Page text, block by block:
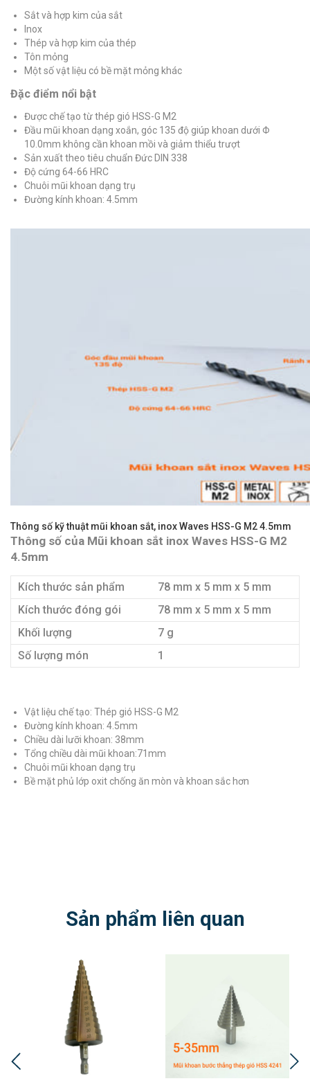
Sắt và hợp kim của sắt
Inox
Thép và hợp kim của thép
Tôn mỏng
Một số vật liệu có bề mặt mỏng khác
Đặc điểm nổi bật
Được chế tạo từ thép gió HSS-G M2
Đầu mũi khoan dạng xoắn, góc 135 độ giúp khoan dưới Φ
10.0mm không cần khoan mồi và giảm thiểu trượt
Sản xuất theo tiêu chuẩn Đức DIN 338
Độ cứng 64-66 HRC
Chuôi mũi khoan dạng trụ
Đường kính khoan: 4.5mm
Thông số kỹ thuật mũi khoan sắt, inox Waves HSS-G M2 4.5mm
Thông số của Mũi khoan sắt inox Waves HSS-G M2
4.5mm
Kích thước sản phẩm
78 mm x 5 mm x 5 mm
Kích thước đóng gói
78 mm x 5 mm x 5 mm
Khối lượng
7 g
Số lượng món
1
Vật liệu chế tạo: Thép gió HSS-G M2
Đường kính khoan: 4.5mm
Chiều dài lưỡi khoan: 38mm
Tổng chiều dài mũi khoan:71mm
Chuôi mũi khoan dạng trụ
Bề mặt phủ lớp oxit chống ăn mòn và khoan sắc hơn
Sản phẩm liên quan